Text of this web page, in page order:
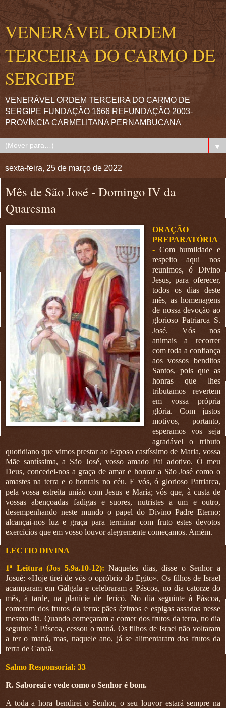
VENERÁVEL ORDEM
TERCEIRA DO CARMO DE
SERGIPE
VENERÁVEL ORDEM TERCEIRA DO CARMO DE
SERGIPE FUNDAÇÃO 1666 REFUNDAÇÃO 2003-
PROVÍNCIA CARMELITANA PERNAMBUCANA
▼
sexta-feira, 25 de março de 2022
Mês de São José - Domingo IV da
Quaresma
ORAÇÃO
PREPARATÓRIA
- Com humildade e
respeito aqui nos
reunimos, ó Divino
Jesus, para oferecer,
todos os dias deste
mês, as homenagens
de nossa devoção ao
glorioso Patriarca S.
José. Vós nos
animais a recorrer
com toda a confiança
aos vossos benditos
Santos, pois que as
honras que lhes
tributamos revertem
em vossa própria
glória. Com justos
motivos, portanto,
esperamos vos seja
agradável o tributo
quotidiano que vimos prestar ao Esposo castíssimo de Maria, vossa
Mãe santíssima, a São José, vosso amado Pai adotivo. Ó meu
Deus, concedei-nos a graça de amar e honrar a São José como o
amastes na terra e o honrais no céu. E vós, ó glorioso Patriarca,
pela vossa estreita união com Jesus e Maria; vós que, à custa de
vossas abençoadas fadigas e suores, nutristes a um e outro,
desempenhando neste mundo o papel do Divino Padre Eterno;
alcançai-nos luz e graça para terminar com fruto estes devotos
exercícios que em vosso louvor alegremente começamos. Amém.
LECTIO DIVINA
1ª Leitura (Jos 5,9a.10-12): Naqueles dias, disse o Senhor a
Josué: «Hoje tirei de vós o opróbrio do Egito». Os filhos de Israel
acamparam em Gálgala e celebraram a Páscoa, no dia catorze do
mês, à tarde, na planície de Jericó. No dia seguinte à Páscoa,
comeram dos frutos da terra: pães ázimos e espigas assadas nesse
mesmo dia. Quando começaram a comer dos frutos da terra, no dia
seguinte à Páscoa, cessou o maná. Os filhos de Israel não voltaram
a ter o maná, mas, naquele ano, já se alimentaram dos frutos da
terra de Canaã.
Salmo Responsorial: 33
R. Saboreai e vede como o Senhor é bom.
A toda a hora bendirei o Senhor, o seu louvor estará sempre na